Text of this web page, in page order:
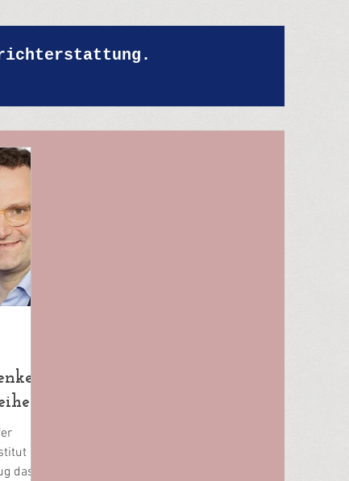
am
das